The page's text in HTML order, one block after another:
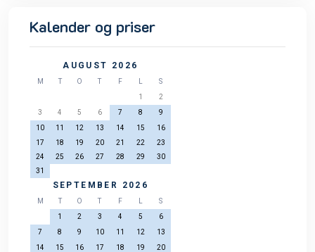
Kalender og priser
AUGUST 2026
M T O T F
S
1
2
3
4 5 6 7 8
9
10
11 12 13 14 15
16
17
18 19 20 21 22
23
24
25 26 27 28 29
30
31
SEPTEMBER 2026
M T O T F
S
1
2 3 4 5
6
7
8 9 10 11 12
13
14
15 16 17 18 19
20